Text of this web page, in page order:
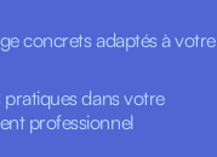
concrets adaptés à votre
dans votre
professionnel